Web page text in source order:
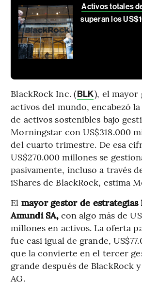
Activos totales
superan los
BlackRock Inc. (BLK), el mayor
activos del mundo, encabezó
de activos sostenibles bajo
Morningstar con US$318.000
del cuarto trimestre. De esa
US$270.000 millones se
pasivamente, incluso a través
iShares de BlackRock, estima
El mayor gestor de estrategias
Amundi SA,con algo más de
millones en activos. La oferta
fue casi igual de grande,
que la convierte en el tercer
grande después de BlackRock
AG.